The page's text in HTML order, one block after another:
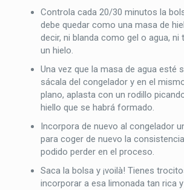
Controla cada 20/30 minutos la
debe quedar como una masa de
decir, ni blanda como gel o agua, ni
un hielo.
Una vez que la masa de agua esté
sácala del congelador y en el
plano, aplasta con un rodillo
hiello que se habrá formado.
Incorpora de nuevo al congelador
para coger de nuevo la
podido perder en el proceso.
Saca la bolsa y ¡voilà! Tienes
incorporar a esa limonada tan rica